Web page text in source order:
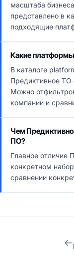
масштаба
представлено в
подходящие
Какие платформы
В каталоге
Предиктивное ТО
Можно
компании и
Чем
ПО?
Главное отличие
конкретном
сравнении
←